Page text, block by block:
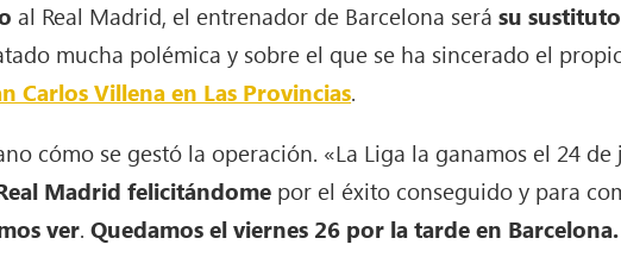
al Real Madrid, el entrenador de Barcelona serásu
mucha polémica y sobre el que se ha sincerado el
Carlos Villena en Las Provincias.
cómo se gestó la operación. «La Liga la ganamos el 24 de
Madrid felicitándome por el éxito conseguido y para
ver.Quedamos el viernes 26 por la tarde en Barcelona.